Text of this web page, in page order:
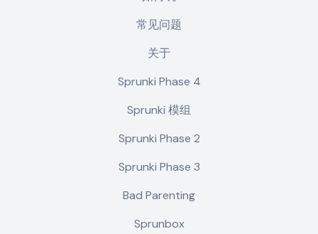
常见问题
关于
Sprunki Phase 4
Sprunki 模组
Sprunki Phase 2
Sprunki Phase 3
Bad Parenting
Sprunbox